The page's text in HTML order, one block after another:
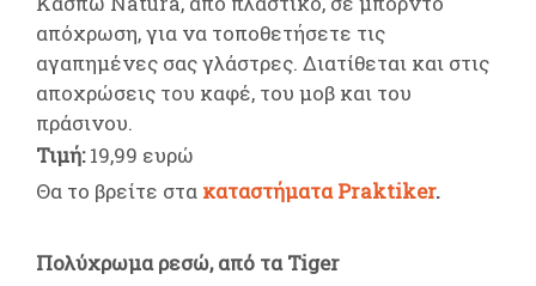
απόχρωση, για να τοποθετήσετε τις
αγαπημένες σας γλάστρες. Διατίθεται και στις
αποχρώσεις του καφέ, του μοβ και του
πράσινου.
Τιμή: 19,99 ευρώ
Θα το βρείτε στα καταστήματα Praktiker.
Πολύχρωμα ρεσώ, από τα Tiger